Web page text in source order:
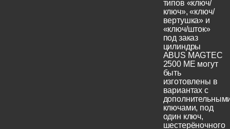
типов «ключ/
ключ», «ключ/
вертушка» и
«ключ/шток»
под заказ
цилиндры
ABUS MAGTEC
2500 ME могут
быть
изготовлены в
вариантах с
ключами, под
один ключ,
шестерёночного